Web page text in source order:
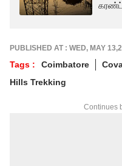
கரண்ட்
PUBLISHED AT : WED, MAY
Tags : Coimbatore
Hills Trekking
Continues